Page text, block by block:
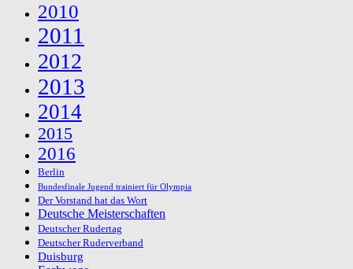
2010
2011
2012
2013
2014
2015
2016
Berlin
Bundesfinale Jugend trainiert für Olympia
Der Vorstand hat das Wort
Deutsche Meisterschaften
Deutscher Rudertag
Deutscher Ruderverband
Duisburg